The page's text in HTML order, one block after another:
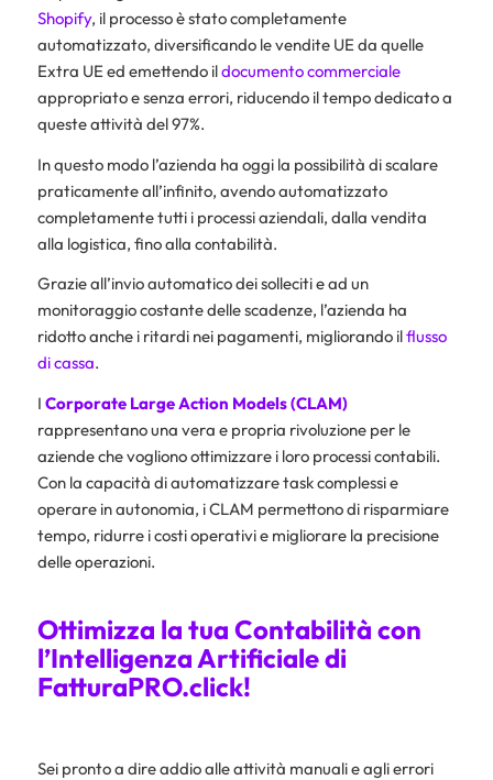
Shopify, il processo è stato completamente
automatizzato, diversificando le vendite UE da quelle
Extra UE ed emettendo ildocumento commerciale
appropriato e senza errori, riducendo il tempo dedicato a
queste attività del 97%.
In questo modo l’azienda ha oggi la possibilità di scalare
praticamente all’infinito, avendo automatizzato
completamente tutti i processi aziendali, dalla vendita
alla logistica, fino alla contabilità.
Grazie all’invio automatico dei solleciti e ad un
monitoraggio costante delle scadenze, l’azienda ha
ridotto anche i ritardi nei pagamenti, migliorando ilflusso
di cassa.
I Corporate Large Action Models (CLAM)
rappresentano una vera e propria rivoluzione per le
aziende che vogliono ottimizzare i loro processi contabili.
Con la capacità di automatizzare task complessi e
operare in autonomia, i CLAM permettono di risparmiare
tempo, ridurre i costi operativi e migliorare la precisione
delle operazioni.
Ottimizza la tua Contabilità con
l’Intelligenza Artificiale di
FatturaPRO.click!
Sei pronto a dire addio alle attività manuali e agli errori